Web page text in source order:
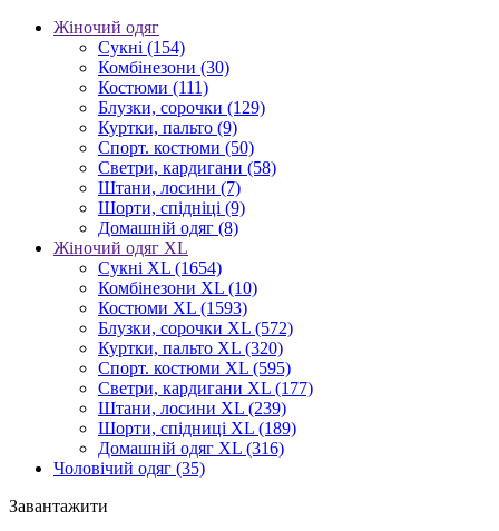
Жіночий одяг
Сукні (154)
Комбінезони (30)
Костюми (111)
Блузки, сорочки (129)
Куртки, пальто (9)
Спорт. костюми (50)
Светри, кардигани (58)
Штани, лосини (7)
Шорти, спідніці (9)
Домашній одяг (8)
Жіночий одяг XL
Cукні XL (1654)
Комбінезони XL (10)
Костюми XL (1593)
Блузки, сорочки XL (572)
Куртки, пальто XL (320)
Спорт. костюми XL (595)
Светри, кардигани XL (177)
Штани, лосини XL (239)
Шорти, спідниці XL (189)
Домашній одяг XL (316)
Чоловічий одяг (35)
Завантажити